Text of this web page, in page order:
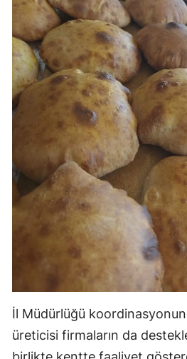
İl Müdürlüğü
üreticisi firmaların da